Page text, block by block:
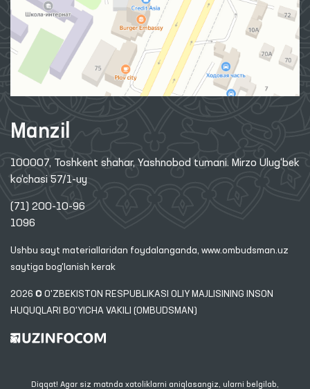
Manzil
100007, Toshkent shahar, Yashnobod tumani. Mirzo Ulug‘bek
ko‘chasi 57/1-uy
(71) 200-10-96
1096
Ushbu sayt materiallaridan foydalanganda, www.ombudsman.uz
saytiga bog'lanish kerak
2026 © O'ZBEKISTON RESPUBLIKASI OLIY MAJLISINING INSON
HUQUQLARI BO'YICHA VAKILI (OMBUDSMAN)
Diqqat! Agar siz matnda xatoliklarni aniqlasangiz, ularni belgilab,